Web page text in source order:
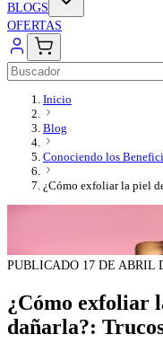
BLOGS
OFERTAS
Inicio
Blog
Conociendo los
¿Cómo exfoliar la piel
PUBLICADO 17 DE ABRIL
¿Cómo exfoliar
dañarla?: